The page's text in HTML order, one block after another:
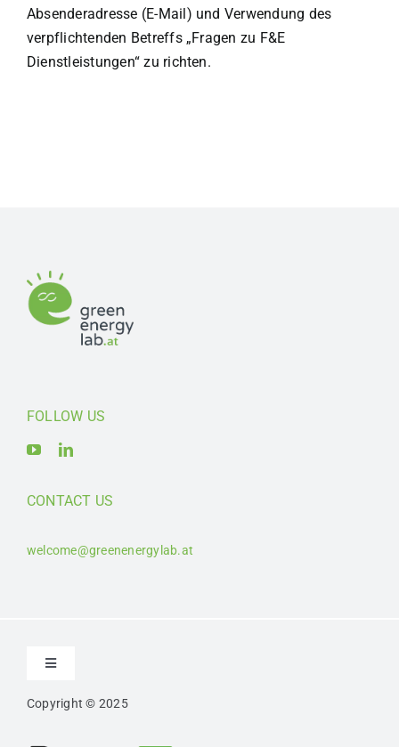
Absenderadresse (E-Mail) und Verwendung des
verpflichtenden Betreffs „Fragen zu F&E
Dienstleistungen“ zu richten.
FOLLOW US
CONTACT US
welcome@greenenergylab.at
Toggle
Kontakt
Copyright © 2025